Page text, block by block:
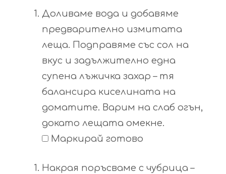
Доливаме вода и добавяме
предварително измитата
леща. Подправяме със сол на
вкус и задължително една
супена лъжичка захар – тя
балансира киселината на
доматите. Варим на слаб огън,
докато лещата омекне.
Маркирай готово
Накрая поръсваме с чубрица –